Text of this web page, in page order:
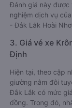
Đánh giá này
nghiệm dịch vụ
- Đắk Lắk Hoài
3. Giá vé xe
Định
Hiện tại, theo cập
giường nằm đôi
Đắk Lắk có mức
đồng. Trong đó,